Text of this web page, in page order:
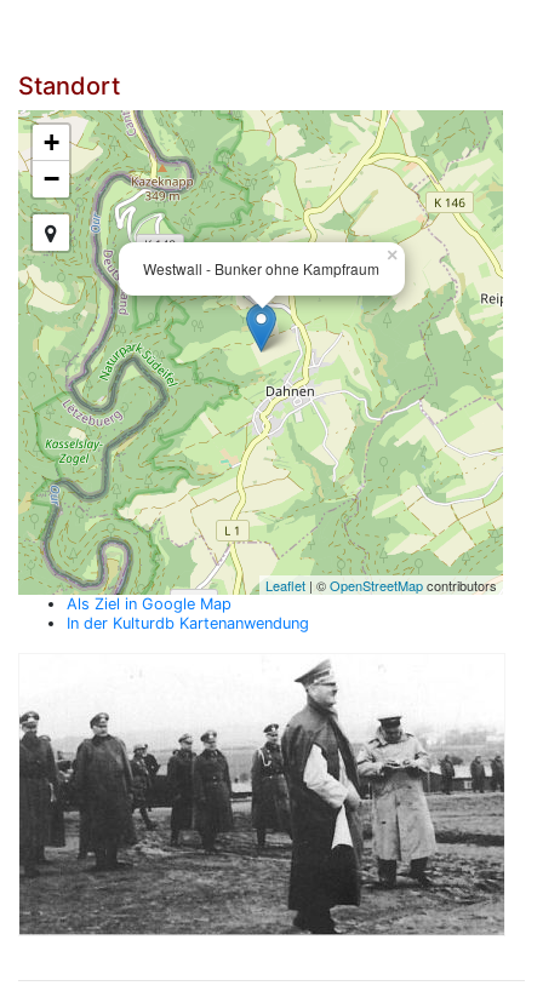
Standort
Westwall - Bunker ohne Kampfraum
×
+
−
Leaflet | ©OpenStreetMapcontributors
Als Ziel in Google Map
In der Kulturdb Kartenanwendung